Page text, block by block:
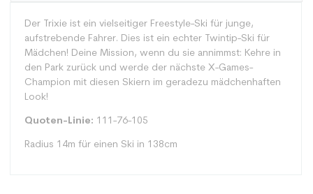
Der Trixie ist ein vielseitiger Freestyle-Ski für junge,
aufstrebende Fahrer. Dies ist ein echter Twintip-Ski für
Mädchen! Deine Mission, wenn du sie annimmst: Kehre in
den Park zurück und werde der nächste X-Games-
Champion mit diesen Skiern im geradezu mädchenhaften
Look!
Quoten-Linie: 111-76-105
Radius 14m für einen Ski in 138cm